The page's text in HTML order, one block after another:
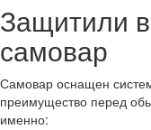
Защитили
самовар
Самовар оснащен
преимущество перед
именно: